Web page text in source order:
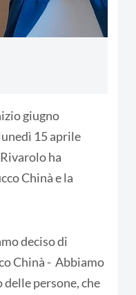
giugno
15 aprile
ha
Chinà e la
deciso di
Chinà - Abbiamo
persone, che